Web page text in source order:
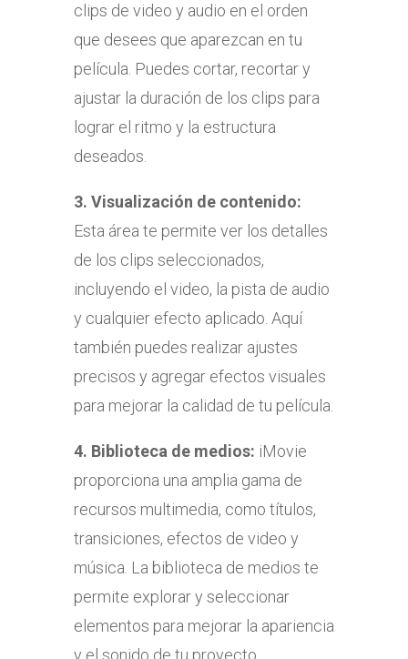
clips de video y audio en el orden
que desees que aparezcan en tu
película. Puedes cortar, recortar y
ajustar la duración de los clips para
lograr el ritmo y la estructura
deseados.
3. Visualización de contenido:
Esta área te permite ver los detalles
de los clips seleccionados,
incluyendo el video, la pista de audio
y cualquier efecto aplicado. Aquí
también puedes realizar ajustes
precisos y agregar efectos visuales
para mejorar la calidad de tu película.
4. Biblioteca de medios: iMovie
proporciona una amplia gama de
recursos multimedia, como títulos,
transiciones, efectos de video y
música. La biblioteca de medios te
permite explorar y seleccionar
elementos para mejorar la apariencia
y el sonido de tu proyecto.